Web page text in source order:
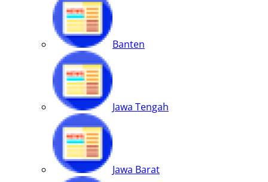
Banten
Jawa Tengah
Jawa Barat